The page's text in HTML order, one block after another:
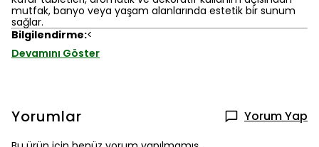
mutfak, banyo veya yaşam alanlarında estetik bir sunum
sağlar.
Bilgilendirme:<
Devamını Göster
Yorumlar Yorum Yap